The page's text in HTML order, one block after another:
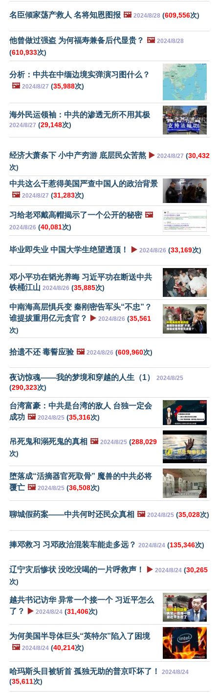
名臣倾家荡产救人 名将知恩图报 🖼️ 2024/8/28 (609,556次)
他曾做过强盗 为何福寿兼备后代显贵？ 🖼️ 2024/8/28
(610,933次)
分析：中共在中缅边境实弹演习图什么？
🖼️ 2024/8/27 (35,988次)
海外民运领袖：中共的渗透无所不用其极
2024/8/27 (29,148次)
经济大萧条下 小中产穷游 底层民众苦熬 ▶️ 2024/8/27 (30,432
次)
中共这么干惹得美国严查中国人的政治背景
🖼️ 2024/8/27 (31,283次)
习给老邓戴高帽揭示了一个公开的秘密 🖼️
2024/8/26 (40,081次)
毕业即失业 中国大学生绝望透顶！ ▶️ 2024/8/26 (33,169次)
邓小平功在韬光养晦 习近平功在断送中共
铁桶江山 2024/8/26 (35,885次)
中南海高层惧兵变 秦刚密告军头“不忠”？
谁提拔重用亿元贪官？
▶️ 2024/8/26 (35,561
次)
拾遗不还 毒誓应验 🖼️ 2024/8/26 (609,960次)
夜访惊魂——我的梦境和穿越的人生（1） 2024/8/25
(290,323次)
台湾富豪：中共是台湾的敌人 台独一定会
成功 🖼️ 2024/8/25 (35,316次)
吊死鬼和溺死鬼的真相 🖼️ 2024/8/25 (288,029
次)
堕落成“活摘器官死取骨” 魔兽的中共必将
覆亡 🖼️ 2024/8/25 (36,508次)
聊城假药案——中共何时还民众真相 🖼️ 2024/8/25 (35,028次)
捧邓救习 习邓政治混装车能走多远？ 2024/8/24 (135,346次)
辽宁灾后惨状 没吃没喝的一片呼救声！ ▶️ 2024/8/24 (30,265
次)
越共书记访华 异常一个接一个 习近平怎么
了？
▶️ 2024/8/24 (31,406次)
为何美国半导体巨头“英特尔”陷入了困境
🖼️ 2024/8/24 (40,214次)
哈玛斯头目被斩首 孤独无助的普京吓坏了！ 2024/8/24
(35,611次)